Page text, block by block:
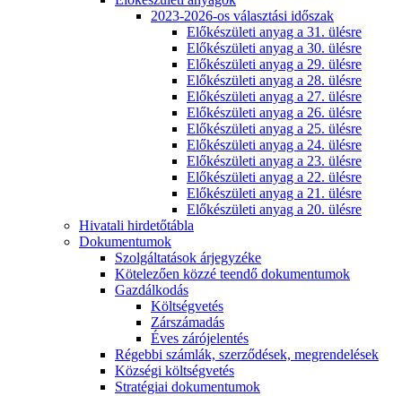
2023-2026-os választási időszak
Előkészületi anyag a 31. ülésre
Előkészületi anyag a 30. ülésre
Előkészületi anyag a 29. ülésre
Előkészületi anyag a 28. ülésre
Előkészületi anyag a 27. ülésre
Előkészületi anyag a 26. ülésre
Előkészületi anyag a 25. ülésre
Előkészületi anyag a 24. ülésre
Előkészületi anyag a 23. ülésre
Előkészületi anyag a 22. ülésre
Előkészületi anyag a 21. ülésre
Előkészületi anyag a 20. ülésre
Hivatali hirdetőtábla
Dokumentumok
Szolgáltatások árjegyzéke
Kötelezően közzé teendő dokumentumok
Gazdálkodás
Költségvetés
Zárszámadás
Éves zárójelentés
Régebbi számlák, szerződések, megrendelések
Községi költségvetés
Stratégiai dokumentumok